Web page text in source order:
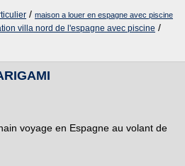
/ maison a louer en espagne avec piscine
villa nord de l'espagne avec piscine /
voyage en Espagne au volant de